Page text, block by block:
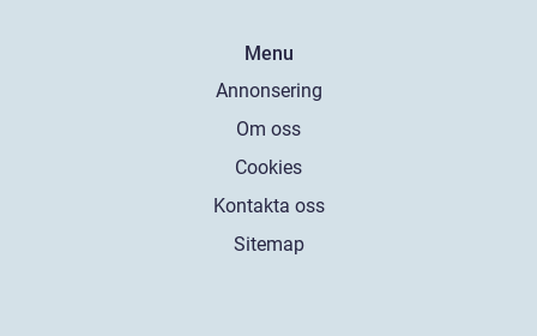
Menu
Annonsering
Om oss
Cookies
Kontakta oss
Sitemap